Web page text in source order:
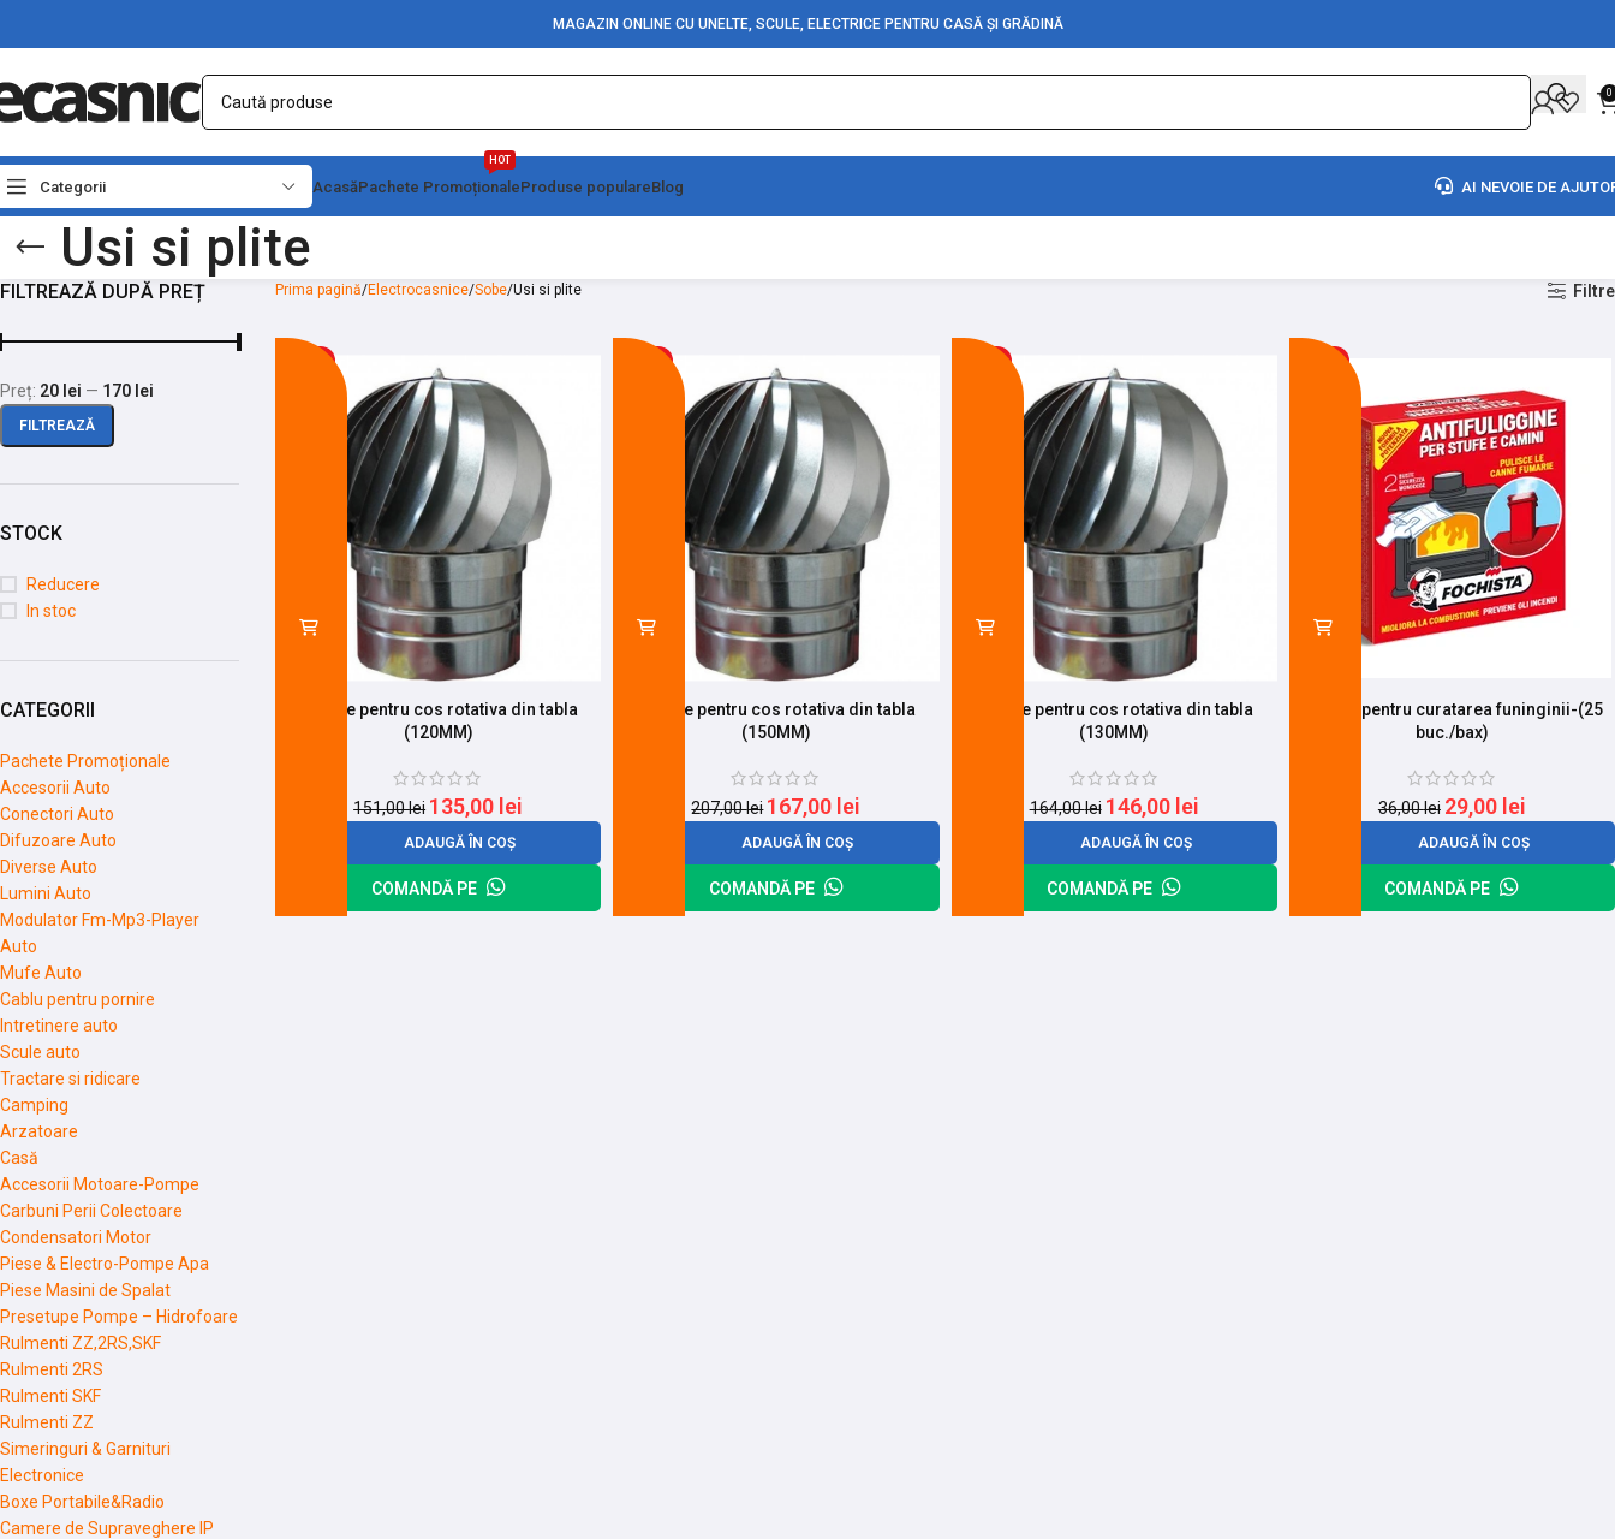
MAGAZIN ONLINE CU UNELTE, SCULE, ELECTRICE PENTRU CASĂ ȘI GRĂDINĂ
0
Categorii AcasăPachete Promoționale
HOT
Produse populareBlog AI NEVOIE DE
Usi si plite
FILTREAZĂ DUPĂ PREȚ
FILTREAZĂ
Preț: 20 lei — 170 lei
STOCK
Reducere
In stoc
CATEGORII
Pachete Promoționale
Accesorii Auto
Conectori Auto
Difuzoare Auto
Diverse Auto
Lumini Auto
Modulator Fm-Mp3-Player
Auto
Mufe Auto
Cablu pentru pornire
Intretinere auto
Scule auto
Tractare si ridicare
Camping
Arzatoare
Casă
Accesorii Motoare-Pompe
Carbuni Perii Colectoare
Condensatori Motor
Piese & Electro-Pompe Apa
Piese Masini de Spalat
Presetupe Pompe – Hidrofoare
Rulmenti ZZ,2RS,SKF
Rulmenti 2RS
Rulmenti SKF
Rulmenti ZZ
Simeringuri & Garnituri
Electronice
Boxe Portabile&Radio
Camere de Supraveghere IP
Prima pagină Electrocasnice Sobe Usi si plite Filtre
Palarie pentru cos rotativa din tabla
(120MM)
151,00lei 135,00 lei
ADAUGĂ ÎN COȘ
COMANDĂ PE
Palarie pentru cos rotativa din tabla
(150MM)
207,00lei 167,00 lei
ADAUGĂ ÎN COȘ
COMANDĂ PE
Palarie pentru cos rotativa din tabla
(130MM)
164,00lei 146,00 lei
ADAUGĂ ÎN COȘ
COMANDĂ PE
Tablete pentru curatarea funinginii-(25
buc./bax)
36,00lei 29,00 lei
ADAUGĂ ÎN COȘ
COMANDĂ PE